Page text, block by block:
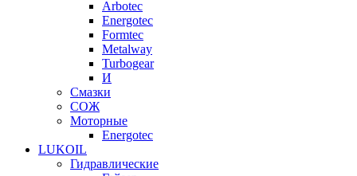
Arbotec
Energotec
Formtec
Metalway
Turbogear
И
Смазки
СОЖ
Моторные
Energotec
LUKOIL
Гидравлические